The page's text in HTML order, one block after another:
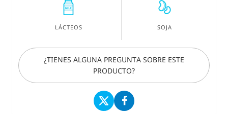
LÁCTEOS SOJA
¿TIENES ALGUNA PREGUNTA SOBRE ESTE
PRODUCTO?